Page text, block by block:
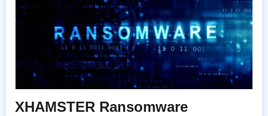
XHAMSTER Ransomware